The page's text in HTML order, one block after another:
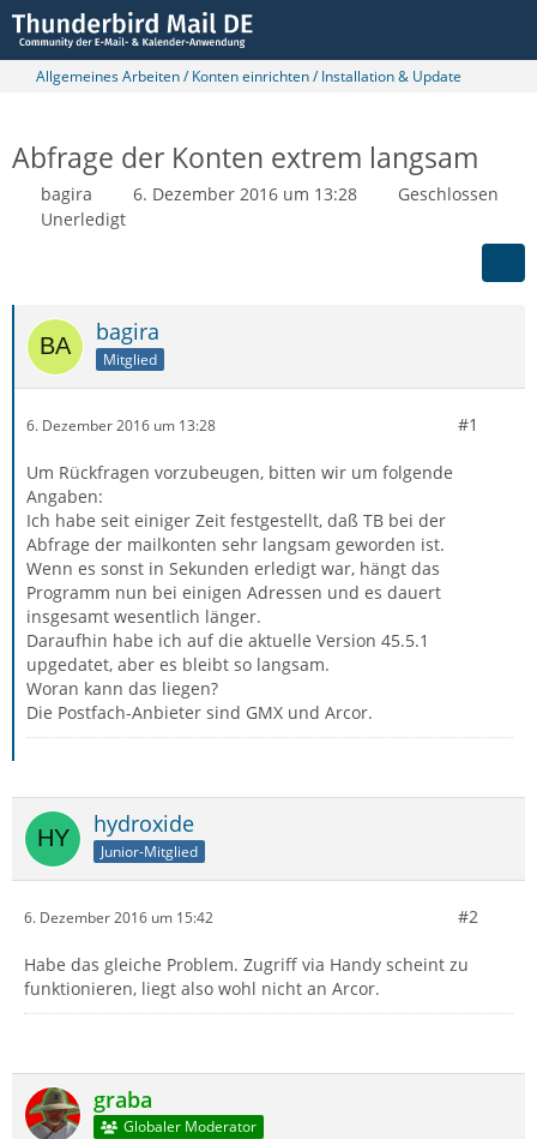
Allgemeines Arbeiten / Konten einrichten / Installation & Update
Abfrage der Konten extrem langsam
bagira 6. Dezember 2016 um 13:28
Geschlossen
Unerledigt
bagira
Mitglied
6. Dezember 2016 um 13:28 #1
Um Rückfragen vorzubeugen, bitten wir um folgende
Angaben:
Ich habe seit einiger Zeit festgestellt, daß TB bei der
Abfrage der mailkonten sehr langsam geworden ist.
Wenn es sonst in Sekunden erledigt war, hängt das
Programm nun bei einigen Adressen und es dauert
insgesamt wesentlich länger.
Daraufhin habe ich auf die aktuelle Version 45.5.1
upgedatet, aber es bleibt so langsam.
Woran kann das liegen?
Die Postfach-Anbieter sind GMX und Arcor.
hydroxide
Junior-Mitglied
6. Dezember 2016 um 15:42 #2
Habe das gleiche Problem. Zugriff via Handy scheint zu
funktionieren, liegt also wohl nicht an Arcor.
graba
Globaler Moderator